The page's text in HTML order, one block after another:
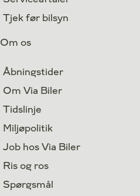
Tjek før bilsyn
Om os
Åbningstider
Om Via Biler
Tidslinje
Miljøpolitik
Job hos Via Biler
Ris og ros
Spørgsmål